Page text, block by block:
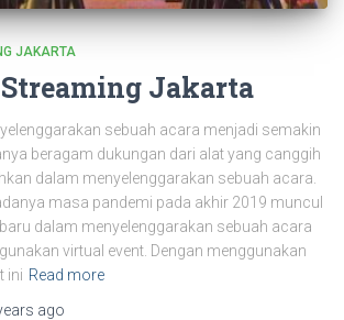
JAKARTA
Jakarta
sebuah acara menjadi semakin
beragam dukungan dari alat yang canggih
dalam menyelenggarakan sebuah acara.
masa pandemi pada akhir 2019 muncul
dalam menyelenggarakan sebuah acara
virtual event. Dengan menggunakan
ini Read more
ago